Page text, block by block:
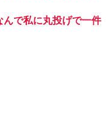
で私に丸投げで一件